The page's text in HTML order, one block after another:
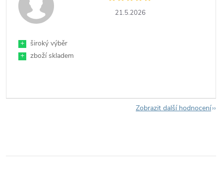
21.5.2026
+
široký výběr
+
zboží skladem
Zobrazit další hodnocení